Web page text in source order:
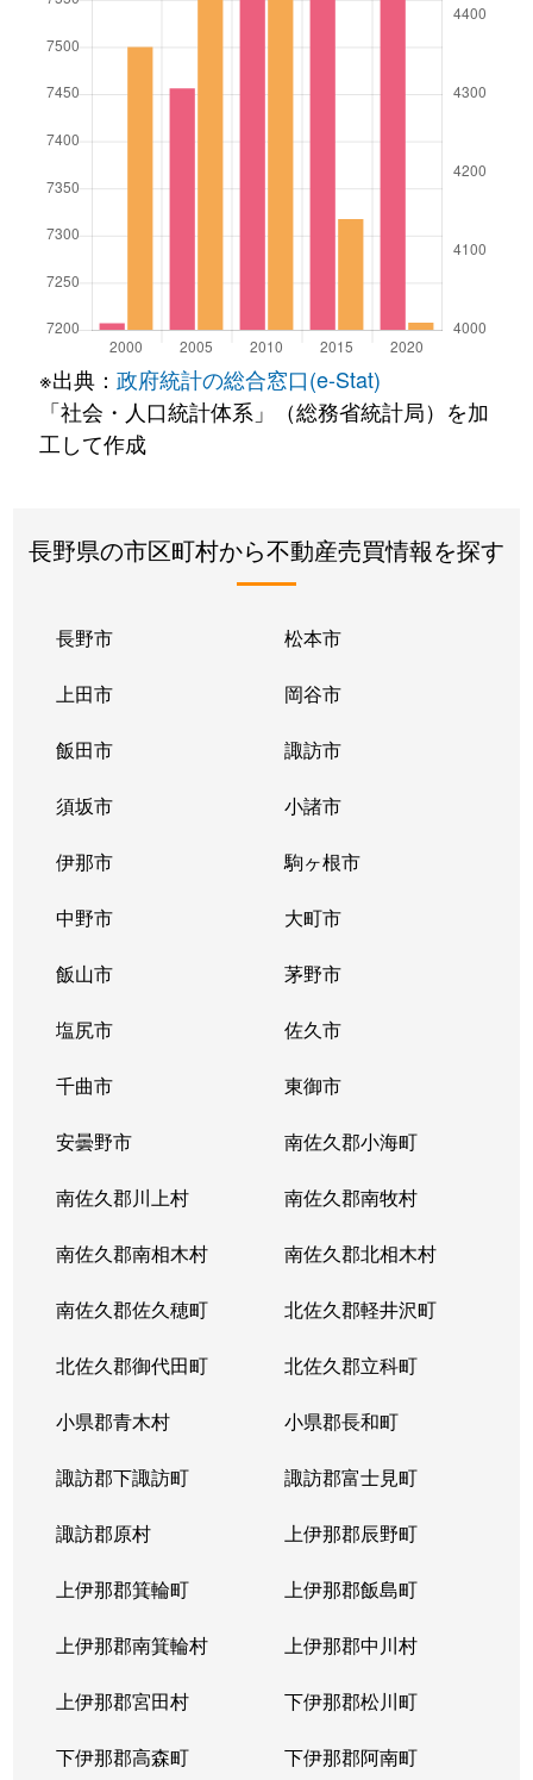
※出典： 政府統計の総合窓口(e-Stat)
「社会・人口統計体系」（総務省統計局）を加
工して作成
長野県の市区町村から不動産売買情報を探す
長野市 松本市
上田市 岡谷市
飯田市 諏訪市
須坂市 小諸市
伊那市 駒ヶ根市
中野市 大町市
飯山市 茅野市
塩尻市 佐久市
千曲市 東御市
安曇野市 南佐久郡小海町
南佐久郡川上村 南佐久郡南牧村
南佐久郡南相木村 南佐久郡北相木村
南佐久郡佐久穂町 北佐久郡軽井沢町
北佐久郡御代田町 北佐久郡立科町
小県郡青木村 小県郡長和町
諏訪郡下諏訪町 諏訪郡富士見町
諏訪郡原村 上伊那郡辰野町
上伊那郡箕輪町 上伊那郡飯島町
上伊那郡南箕輪村 上伊那郡中川村
上伊那郡宮田村 下伊那郡松川町
下伊那郡高森町 下伊那郡阿南町